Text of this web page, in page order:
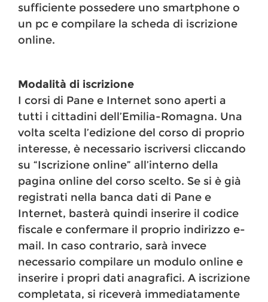
sufficiente possedere uno smartphone o
un pc e compilare la scheda di iscrizione
online.
Modalità di iscrizione
I corsi di Pane e Internet sono aperti a
tutti i cittadini dell’Emilia-Romagna. Una
volta scelta l’edizione del corso di proprio
interesse, è necessario iscriversi cliccando
su “Iscrizione online” all’interno della
pagina online del corso scelto. Se si è già
registrati nella banca dati di Pane e
Internet, basterà quindi inserire il codice
fiscale e confermare il proprio indirizzo e-
mail. In caso contrario, sarà invece
necessario compilare un modulo online e
inserire i propri dati anagrafici. A iscrizione
completata, si riceverà immediatamente